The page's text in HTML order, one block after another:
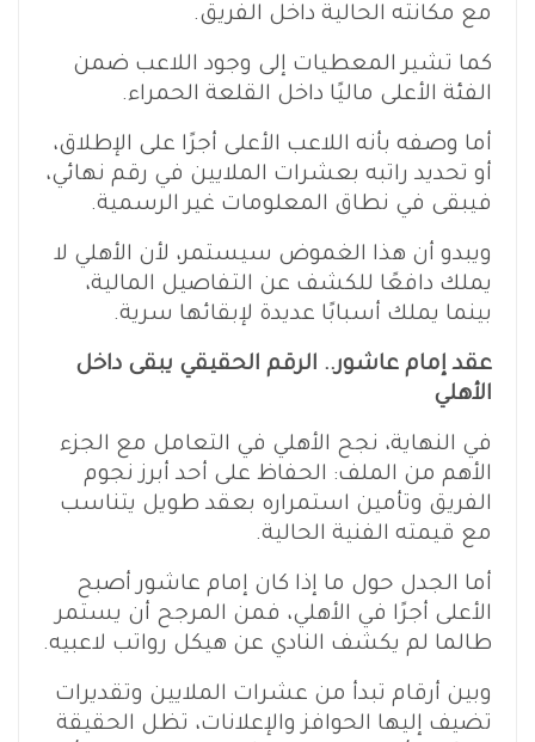
مع مكانته الحالية داخل الفريق.
كما تشير المعطيات إلى وجود اللاعب ضمن
الفئة الأعلى ماليًا داخل القلعة الحمراء.
أما وصفه بأنه اللاعب الأعلى أجرًا على الإطلاق،
أو تحديد راتبه بعشرات الملايين في رقم نهائي،
فيبقى في نطاق المعلومات غير الرسمية.
ويبدو أن هذا الغموض سيستمر، لأن الأهلي لا
يملك دافعًا للكشف عن التفاصيل المالية،
بينما يملك أسبابًا عديدة لإبقائها سرية.
عقد إمام عاشور.. الرقم الحقيقي يبقى داخل
الأهلي
في النهاية، نجح الأهلي في التعامل مع الجزء
الأهم من الملف: الحفاظ على أحد أبرز نجوم
الفريق وتأمين استمراره بعقد طويل يتناسب
مع قيمته الفنية الحالية.
أما الجدل حول ما إذا كان إمام عاشور أصبح
الأعلى أجرًا في الأهلي، فمن المرجح أن يستمر
طالما لم يكشف النادي عن هيكل رواتب لاعبيه.
وبين أرقام تبدأ من عشرات الملايين وتقديرات
تضيف إليها الحوافز والإعلانات، تظل الحقيقة